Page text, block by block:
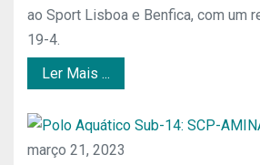
ao Sport Lisboa e Benfica, com um
19-4.
Ler Mais ...
março 21, 2023